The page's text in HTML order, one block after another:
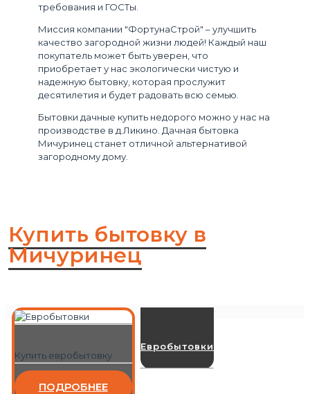
требования и ГОСТы.
Миссия компании "ФортунаСтрой" – улучшить
качество загородной жизни людей! Каждый наш
покупатель может быть уверен, что
приобретает у нас экологически чистую и
надежную бытовку, которая прослужит
десятилетия и будет радовать всю семью.
Бытовки дачные купить недорого можно у нас на
производстве в д.Ликино. Дачная бытовка
Мичуринец станет отличной альтернативой
загородному дому.
Купить бытовку в
Мичуринец
Купить евробытовку
ПОДРОБНЕЕ
Евробытовки